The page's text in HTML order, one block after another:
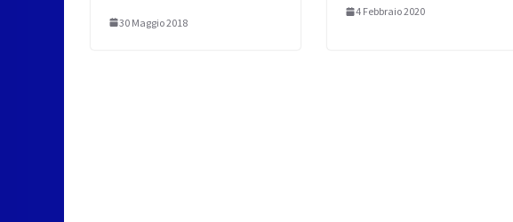
30 Maggio 2018
4 Febbraio 2020